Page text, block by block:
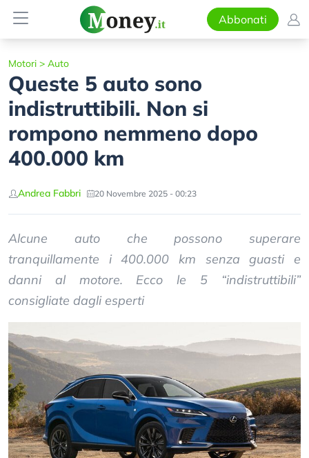
Abbonati
Motori > Auto
Queste 5 auto sono
indistruttibili. Non si
rompono nemmeno dopo
400.000 km
Andrea Fabbri 20 Novembre 2025 - 00:23
Alcune auto che possono superare
tranquillamente i 400.000 km senza guasti e
danni al motore. Ecco le 5 “indistruttibili”
consigliate dagli esperti